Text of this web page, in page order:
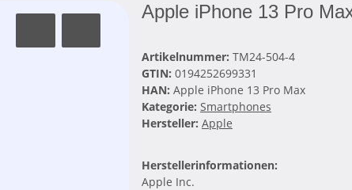
Apple iPhone 13 Pro
Artikelnummer: TM24-504-4
GTIN: 0194252699331
HAN: Apple iPhone 13 Pro Max
Kategorie: Smartphones
Hersteller: Apple
Herstellerinformationen:
Apple Inc.